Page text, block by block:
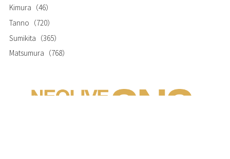
Kimura （46）
Tanno （720）
Sumikita （365）
Matsumura （768）